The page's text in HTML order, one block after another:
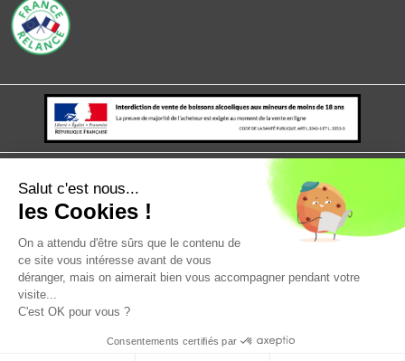
politique de confidentialité
Salut c'est nous...
les Cookies !
On a attendu d'être sûrs que le contenu de
ce site vous intéresse avant de vous
déranger, mais on aimerait bien vous accompagner pendant votre
visite...
C'est OK pour vous ?
Consentements certifiés par